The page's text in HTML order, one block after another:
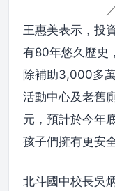
王惠美表示，投
有80年悠久歷史
除補助3,000多
活動中心及老舊
元，預計於今年
孩子們擁有更安
北斗國中校長吳